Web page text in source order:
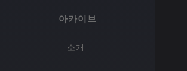
아카이브
소개